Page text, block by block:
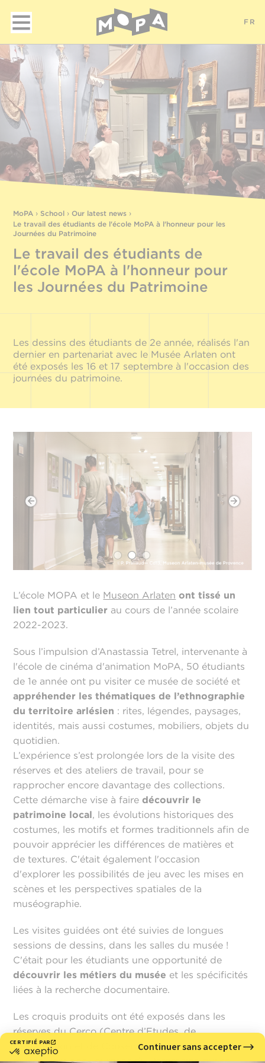
FR
MoPA › School ›Our latest news ›
Le travail des étudiants de l'école MoPA à l'honneur pour les
Journées du Patrimoine
Le travail des étudiants de
l'école MoPA à l'honneur pour
les Journées du Patrimoine
Les dessins des étudiants de 2e année, réalisés l'an
dernier en partenariat avec le Musée Arlaten ont
été exposés les 16 et 17 septembre à l'occasion des
journées du patrimoine.
L’école MOPA et le Museon Arlaten ont tissé un
lien tout particulier au cours de l’année scolaire
2022-2023.
Sous l’impulsion d’Anastassia Tetrel, intervenante à
l'école de cinéma d'animation MoPA, 50 étudiants
de 1e année ont pu visiter ce musée de société et
appréhender les thématiques de l’ethnographie
du territoire arlésien : rites, légendes, paysages,
identités, mais aussi costumes, mobiliers, objets du
quotidien.
L’expérience s’est prolongée lors de la visite des
réserves et des ateliers de travail, pour se
rapprocher encore davantage des collections.
Cette démarche vise à fairedécouvrir le
patrimoine local, les évolutions historiques des
costumes, les motifs et formes traditionnels afin de
pouvoir apprécier les différences de matières et
de textures. C'était également l'occasion
d'explorer les possibilités de jeu avec les mises en
scènes et les perspectives spatiales de la
muséographie.
Les visites guidées ont été suivies de longues
sessions de dessins, dans les salles du musée !
C'était pour les étudiants une opportunité de
découvrir les métiers du musée et les spécificités
liées à la recherche documentaire.
Les croquis produits ont été exposés dans les
réserves du Cerco (Centre d’Etudes, de
Restauration et de Conservations des Œuvres du